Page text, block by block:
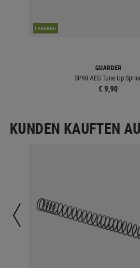
LAGERND
GUARDER
SP90 AEG Tune Up
€ 9,90
KUNDEN KAUFTEN